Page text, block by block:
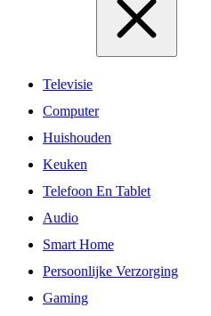
Televisie
Computer
Huishouden
Keuken
Telefoon En Tablet
Audio
Smart Home
Persoonlijke Verzorging
Gaming